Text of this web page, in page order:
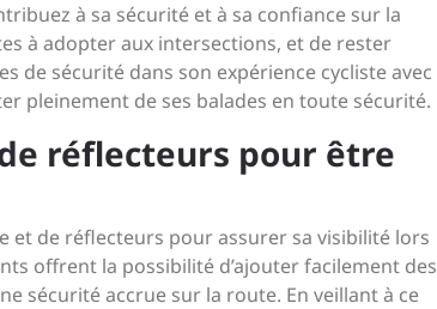
à sa sécurité et à sa confiance sur la
à adopter aux intersections, et de rester
de sécurité dans son expérience cycliste avec
pleinement de ses balades en toute sécurité.
réflecteurs pour être
et de réflecteurs pour assurer sa visibilité lors
offrent la possibilité d’ajouter facilement des
sécurité accrue sur la route. En veillant à ce